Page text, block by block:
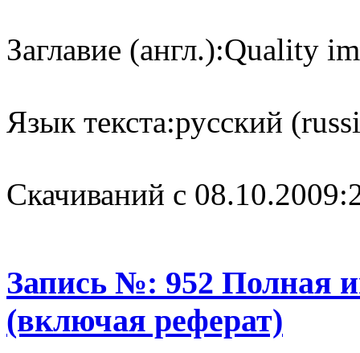
Заглавие (англ.):Quality
Язык текста:русский
Cкачиваний с 08.10.2009:
Запись №: 952 Полная
(включая реферат)